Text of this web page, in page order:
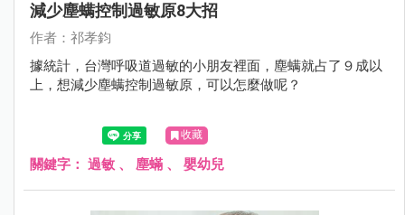
減少塵螨控制過敏原8大招
作者：祁孝鈞
據統計，台灣呼吸道過敏的小朋友裡面，塵螨就占了９成以
上，想減少塵螨控制過敏原，可以怎麼做呢？
收藏
關鍵字： 過敏 、 塵蟎 、 嬰幼兒